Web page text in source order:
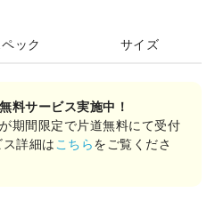
ペック サイズ
料サービス実施中！
期間限定で片道無料にて受付
詳細は こちらをご覧くださ